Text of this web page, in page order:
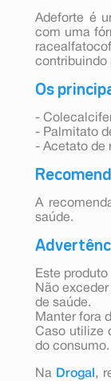
Adeforte é
com uma
contribuindo
Os
-
- Palmitato
- Acetato de
A
saúde.
Este
Não
de saúde.
Manter fora
Caso utilize
do consumo.
Na Drogal ,